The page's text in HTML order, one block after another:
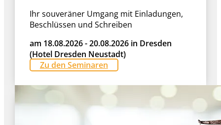
Ihr souveräner Umgang mit Einladungen,
Beschlüssen und Schreiben
am 18.08.2026 - 20.08.2026 in Dresden
(Hotel Dresden Neustadt)
Zu den Seminaren